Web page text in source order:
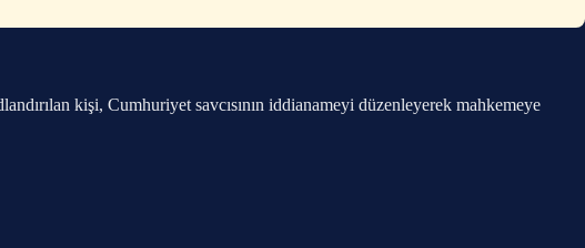
kişi, Cumhuriyet savcısının iddianameyi düzenleyerek mahkemeye